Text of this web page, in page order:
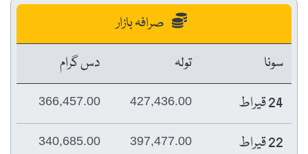
صرافہ بازار
سونا
تولہ
دس گرام
24 قیراط
427,436.00
366,457.00
22 قیراط 397,477.00
340,685.00